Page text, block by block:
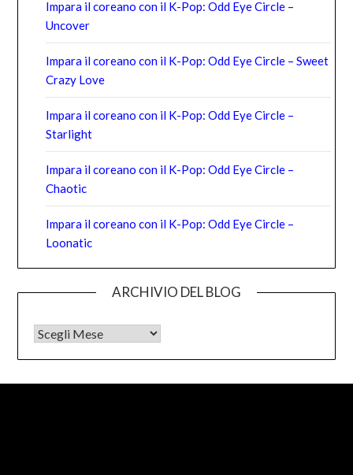
Impara il coreano con il K-Pop: Odd Eye Circle –
Uncover
Impara il coreano con il K-Pop: Odd Eye Circle – Sweet
Crazy Love
Impara il coreano con il K-Pop: Odd Eye Circle –
Starlight
Impara il coreano con il K-Pop: Odd Eye Circle –
Chaotic
Impara il coreano con il K-Pop: Odd Eye Circle –
Loonatic
ARCHIVIO DEL BLOG